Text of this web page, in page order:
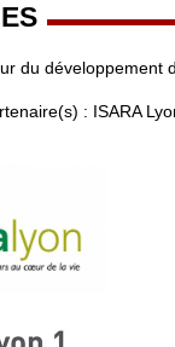
du développement
: ISARA